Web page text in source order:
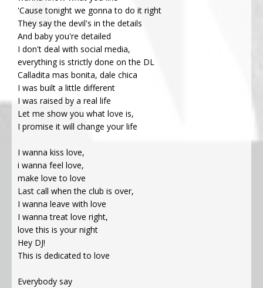
'Cause tonight we gonna to do it right
They say the devil's in the details
And baby you're detailed
I don't deal with social media,
everything is strictly done on the DL
Calladita mas bonita, dale chica
I was built a little different
I was raised by a real life
Let me show you what love is,
I promise it will change your life
I wanna kiss love,
i wanna feel love,
make love to love
Last call when the club is over,
I wanna leave with love
I wanna treat love right,
love this is your night
Hey DJ!
This is dedicated to love
Everybody say